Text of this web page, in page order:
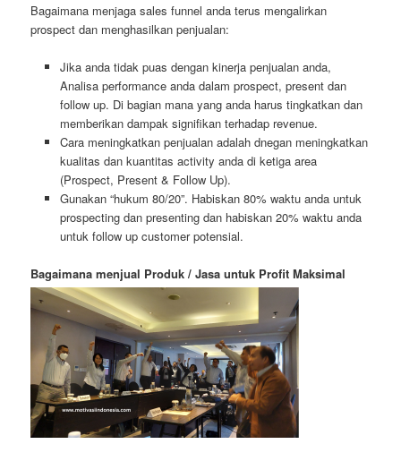
Bagaimana menjaga sales funnel anda terus mengalirkan
prospect dan menghasilkan penjualan:
Jika anda tidak puas dengan kinerja penjualan anda,
Analisa performance anda dalam prospect, present dan
follow up. Di bagian mana yang anda harus tingkatkan dan
memberikan dampak signifikan terhadap revenue.
Cara meningkatkan penjualan adalah dnegan meningkatkan
kualitas dan kuantitas activity anda di ketiga area
(Prospect, Present & Follow Up).
Gunakan “hukum 80/20”. Habiskan 80% waktu anda untuk
prospecting dan presenting dan habiskan 20% waktu anda
untuk follow up customer potensial.
Bagaimana menjual Produk / Jasa untuk Profit Maksimal